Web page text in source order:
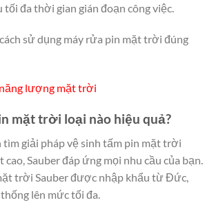
đa thời gian gián đoạn công việc.
sử dụng máy rửa pin mặt trời đúng
lượng mặt trời
mặt trời loại nào hiệu quả?
tìm giải pháp vệ sinh tấm pin mặt trời
Sauber đáp ứng mọi nhu cầu của bạn.
trời Sauber được nhập khẩu từ Đức,
lên mức tối đa.